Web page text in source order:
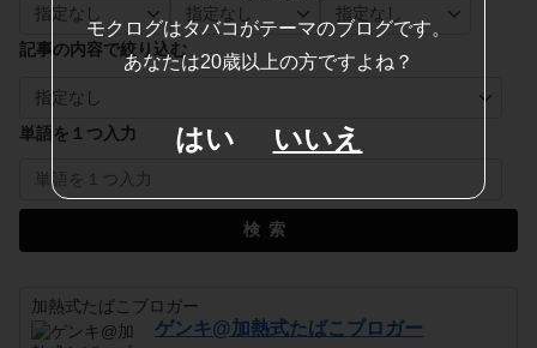
記事の内容で絞り込む
単語を１つ入力
検索
加熱式たばこブロガー
ゲンキ@加熱式たばこブロガー
モクログはタバコがテーマのブログです。
あなたは20歳以上の方ですよね？
はい いいえ